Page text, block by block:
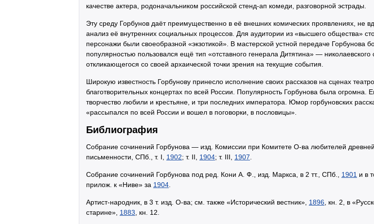
качестве актера, родоначальником российской стенд-ап комеди, разговорной эстрады.
Эту среду Горбунов даёт преимущественно в её внешних комических проявлениях, не
анализ её внутренних социальных процессов. Для аудитории из «высшего общества»
персонажи были своеобразной «экзотикой». В мастерской устной передаче Горбунова
популярностью пользовался ещё тип «отставного генерала Дитятина» — николаевского
откликающегося со своей архаической точки зрения на текущие события.
Широкую известность Горбунову принесло исполнение своих рассказов на сценах
благотворительных концертах по всей России. Популярность Горбунова была огромна.
творчество любили и крестьяне, и три последних императора. Юмор горбуновских
«рассыпался по всей России и вошел в поговорки, в пословицы».
Библиография
Собрание сочинений Горбунова — изд. Комиссии при Комитете О-ва любителей древней
письменности, СПб., т. I, 1902; т. II, 1904; т. III, 1907
Собрание сочинений Горбунова под ред. Кони А. Ф., изд. Маркса, в 2 тт., СПб., 1901 и в
прилож. к «Ниве» за 1904
Артист-народник, в 3 т. изд. О-ва; см. также «Исторический вестник», 1896 , кн. 2, в
старине», 1883 , кн. 12.